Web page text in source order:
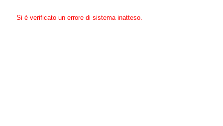
Si è verificato un errore di sistema inatteso.